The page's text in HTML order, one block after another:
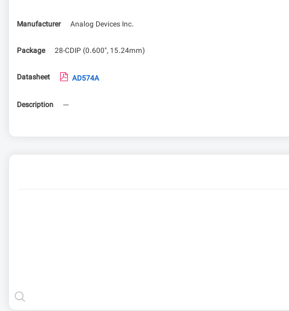
Manufacturer
Analog Devices Inc.
Package 28-CDIP (0.600", 15.24mm)
Datasheet AD574A
Description ---